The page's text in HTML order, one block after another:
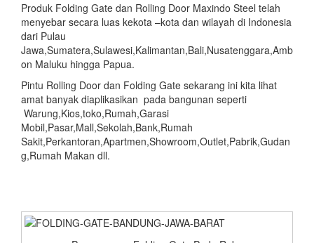
Produk Folding Gate dan Rolling Door Maxindo Steel telah
menyebar secara luas kekota –kota dan wilayah di Indonesia
dari Pulau
Jawa,Sumatera,Sulawesi,Kalimantan,Bali,Nusatenggara,Amb
on Maluku hingga Papua.
Pintu Rolling Door dan Folding Gate sekarang ini kita lihat
amat banyak diaplikasikan pada bangunan seperti
Warung,Kios,toko,Rumah,Garasi
Mobil,Pasar,Mall,Sekolah,Bank,Rumah
Sakit,Perkantoran,Apartmen,Showroom,Outlet,Pabrik,Gudan
g,Rumah Makan dll.